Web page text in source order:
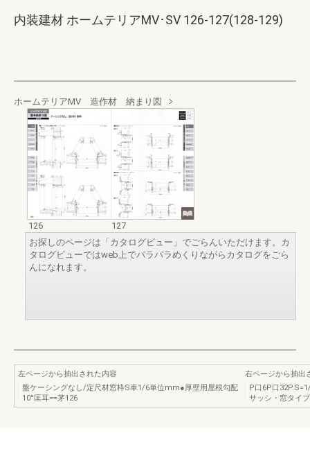
内装建材 ホームテリアMV･SV 126-127(128-129)
ホームテリアMV 造作材 納まり図
126
127
お探しのページは「カタログビュー」でごらんいただけます。カ
タログビューではweb上でパラパラめくりながらカタログをごら
んになれます。
左ページから抽出された内容
盤ケーシングなし/定尺材窓枠S車1/6単位mm●厚壁用屋根勾配
10°匡耳==茅126
右ページから抽出
P口6P口
サッシ・窓タイ